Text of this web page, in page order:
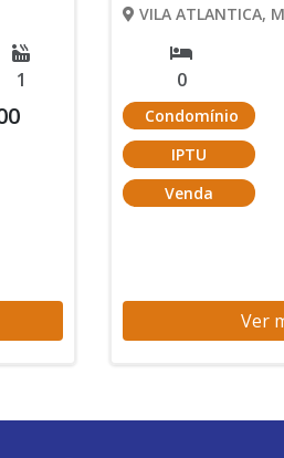
1
VILA ATLANTICA,
0
Condomínio
IPTU
Venda
Ver